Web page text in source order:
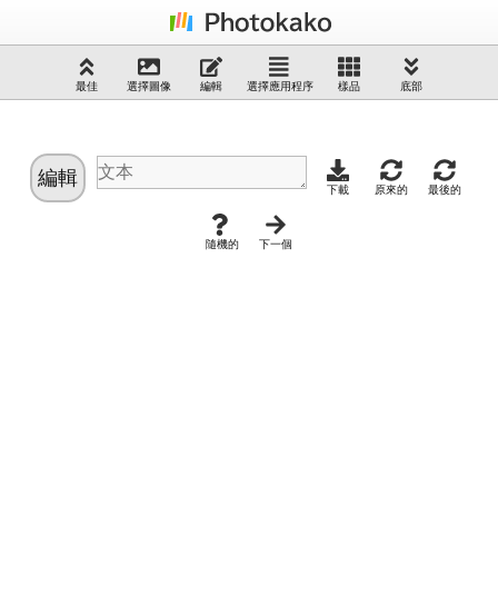
最佳 選擇圖像 編輯 選擇應用程序 樣品 底部
編輯 下載 原來的 最後的
隨機的 下一個